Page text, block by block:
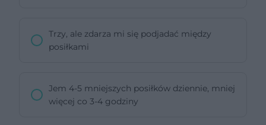
Trzy, ale zdarza mi się podjadać między
posiłkami
Jem 4-5 mniejszych posiłków dziennie, mniej
więcej co 3-4 godziny